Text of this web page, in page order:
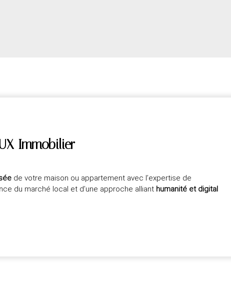
Immobilier
de votre maison ou appartement avec l’expertise de
du marché local et d’une approche alliant humanité et digital